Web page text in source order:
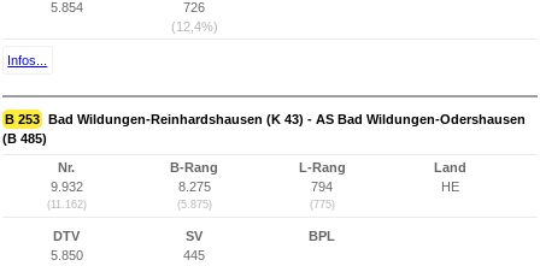
5.854
726
(12,4%)
Infos...
B 253 Bad Wildungen-Reinhardshausen (K 43) - AS Bad Wildungen-Odershausen
(B 485)
Nr.
9.932
(11.162)
B-Rang
8.275
(5.875)
L-Rang
794
(775)
Land
HE
DTV
5.850
SV
445
BPL